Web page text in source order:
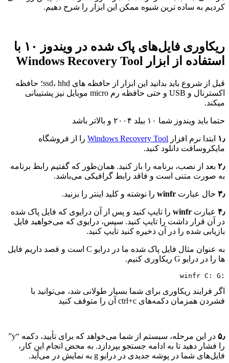
کردیم به ساده ترین شیوه ممکن این ابزار را شرح دهیم.
ریکاوری فایل‌های پاک شده در ویندوز ۱۰ با
استفاده از ابزار Windows Recovery Tool
قبل از شروع باید بدانید این ابزار از حافظه های ssd، hhd؛ حافظه
اکسترنال و USB و حتی حافظه رم micro موبایل نیز پشتیبانی
میکند.
حتما باید ویندوز شما ۱۰ بیلد ۲۰۰۴ و بالاتر باشد
۱٫ ابتدا نرم افزار Windows Recovery Tool را از فروشگاه
مایکروسافت دانلود کنید.
۲٫ بعد از نصب، برنامه را باز کنید. همان‌طور که گفتیم رابط برنامه
به صورت متنی است و فاقد رابط گرافیکی می‌باشد.
۳٫ حال عبارت winfr را نوشته و کلید اینتر را بزنید.
۴٫ عبارت winfr را تایپ کنید و پس از آن درایوی که فایل پاک شده
در آن قرار داشت را تایپ کنید. سپس، درایوی که می‌خواهید فایل
بازیابی شده را در آن ذخیره کنید تایپ کنید.
به عنوان مثال فایل پاک شده ما در درایو C است و قصد داریم فایل
ها را در درایو G ریکاوری کنیم.
:winfr C: G
اگر فرایند ریکاوری برای شما بسیار طولانی شد، می‌توانید با
فشردن همزمان دکمه‌های ctrl+c آن را متوقف کنید
۵٫
در این مرحله، سیستم از شما می‌خواهد که برای تأیید، دکمه “y”
را فشار دهید تا به ادامه جستجو بپردازد. به محض انجام این کار،
فایل‌های شما در پوشه جدیدی در درایو g به نمایش در می‌آید.